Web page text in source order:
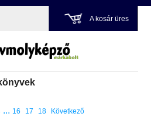
A kosár üres
... 16 17 18 Következő